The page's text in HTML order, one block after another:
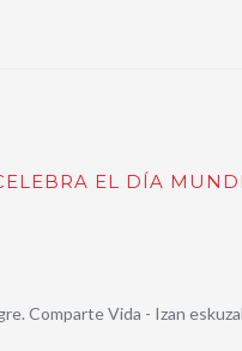
EL DÍA
Comparte Vida - Izan